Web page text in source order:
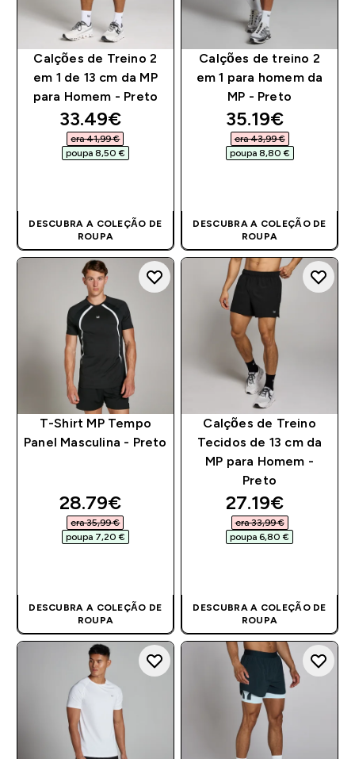
Calções de Treino 2
em 1 de 13 cm da MP
para Homem - Preto
discounted price
33.49€‎
era 41,99 €‎
poupa 8,50 €‎
DESCUBRA A COLEÇÃO DE
ROUPA
Calções de treino 2
em 1 para homem da
MP - Preto
discounted
35.19€‎
era 43,99 €‎
poupa 8,80 €‎
DESCUBRA A COLEÇÃO DE
ROUPA
T-Shirt MP Tempo
Panel Masculina - Preto
discounted price
28.79€‎
era 35,99 €‎
poupa 7,20 €‎
DESCUBRA A COLEÇÃO DE
ROUPA
Calções de Treino
Tecidos de 13 cm da
MP para Homem -
Preto
discounted
27.19€‎
era 33,99 €‎
poupa 6,80 €‎
DESCUBRA A COLEÇÃO DE
ROUPA